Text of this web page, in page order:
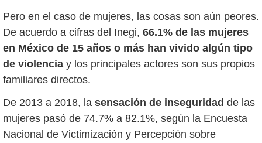
Pero en el caso de mujeres, las cosas son aún peores.
De acuerdo a cifras del Inegi, 66.1% de las mujeres
en México de 15 años o más han vivido algún tipo
de violencia y los principales actores son sus propios
familiares directos.
De 2013 a 2018, la sensación de inseguridad de las
mujeres pasó de 74.7% a 82.1%, según la Encuesta
Nacional de Victimización y Percepción sobre